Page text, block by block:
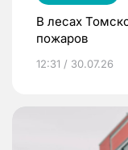
В лесах
пожаров
12:31 / 30.07.26